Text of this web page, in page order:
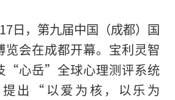
日，第九届中国（成都）国
览会在成都开幕。宝利灵智
“心岳”全球心理测评系统
出“以爱为核，以乐为